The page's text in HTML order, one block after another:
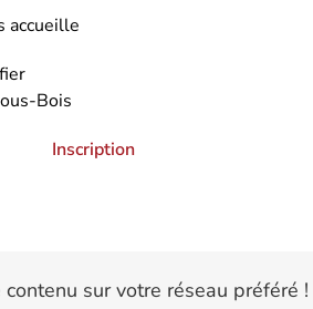
accueille
Bois
Inscription
contenu sur votre réseau préféré !